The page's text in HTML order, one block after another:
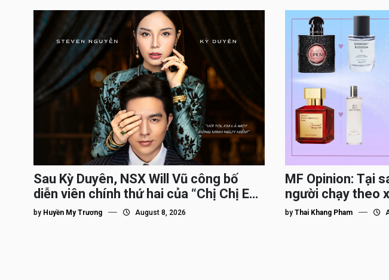
Sau Kỳ Duyên, NSX Will Vũ công bố
diễn viên chính thứ hai của “Chị Chị Em
Em 3″
by Huyền My Trương August 8, 2026
MF Opinion: Tại
người chạy theo
Dupe”?
by Thai Khang Pham